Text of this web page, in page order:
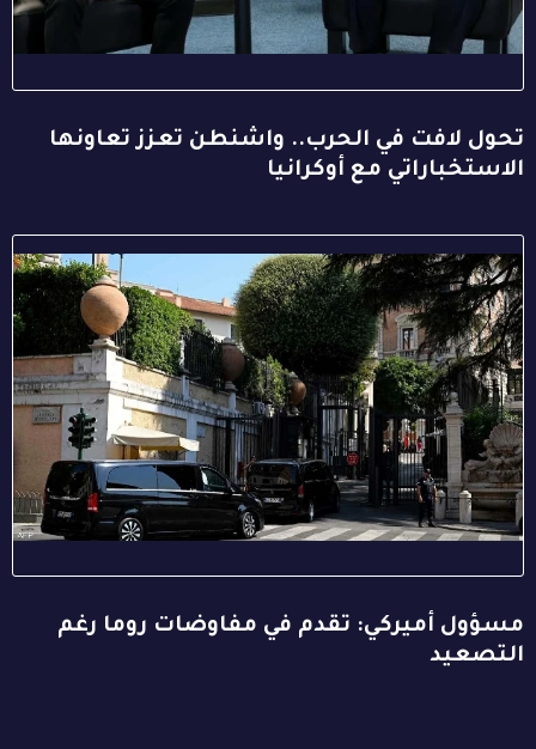
تحول لافت في الحرب.. واشنطن تعزز تعاونها
الاستخباراتي مع أوكرانيا
مسؤول أميركي: تقدم في مفاوضات روما رغم
التصعيد